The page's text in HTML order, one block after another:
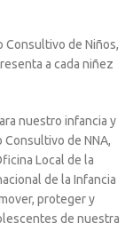
Consultivo de Niños,
a cada niñez
nuestro infancia y
de NNA,
Local de la
de la Infancia
proteger y
de nuestra